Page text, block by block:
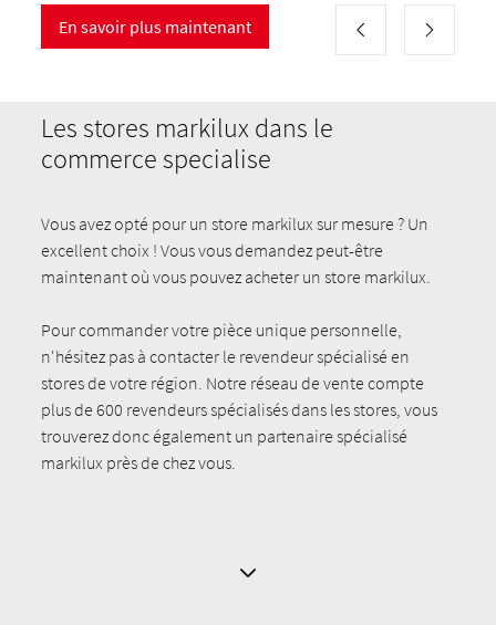
En savoir plus maintenant
Les stores markilux dans le
commerce specialise
Vous avez opté pour un store markilux sur mesure ? Un
excellent choix ! Vous vous demandez peut-être
maintenant où vous pouvez acheter un store markilux.
Pour commander votre pièce unique personnelle,
n'hésitez pas à contacter le revendeur spécialisé en
stores de votre région. Notre réseau de vente compte
plus de 600 revendeurs spécialisés dans les stores, vous
trouverez donc également un partenaire spécialisé
markilux près de chez vous.